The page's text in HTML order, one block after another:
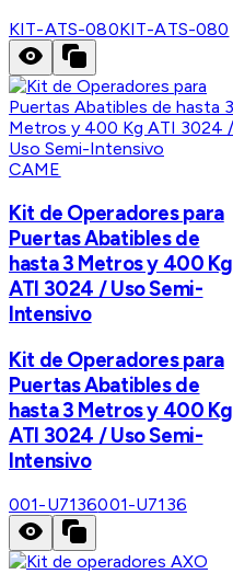
KIT-ATS-080KIT-ATS-080
CAME
Kit de Operadores para
Puertas Abatibles de
hasta 3 Metros y 400 Kg
ATI 3024 / Uso Semi-
Intensivo
Kit de Operadores para
Puertas Abatibles de
hasta 3 Metros y 400 Kg
ATI 3024 / Uso Semi-
Intensivo
001-U7136001-U7136